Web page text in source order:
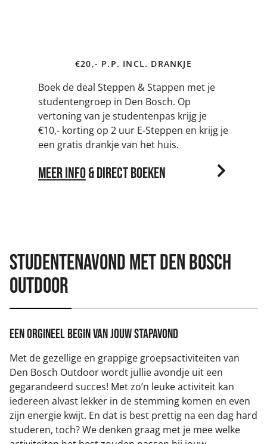
€20,- P.P. INCL. DRANKJE
Boek de deal Steppen & Stappen met je
studentengroep in Den Bosch. Op
vertoning van je studentenpas krijg je
€10,- korting op 2 uur E-Steppen en krijg je
een gratis drankje van het huis.
Meer info& Direct boeken
Studentenavond met Den Bosch
outdoor
Een orgineel begin van jouw stapavond
Met de gezellige en grappige groepsactiviteiten van
Den Bosch Outdoor wordt jullie avondje uit een
gegarandeerd succes! Met zo’n leuke activiteit kan
iedereen alvast lekker in de stemming komen en even
zijn energie kwijt. En dat is best prettig na een dag hard
studeren, toch? We denken graag met je mee welke